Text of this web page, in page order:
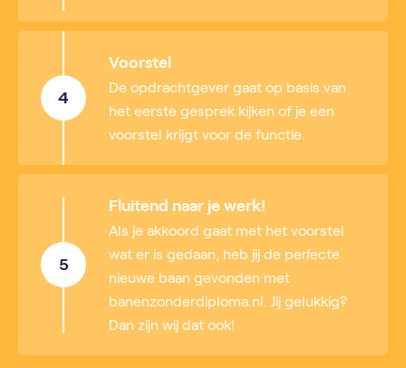
4
Voorstel
De opdrachtgever gaat op basis van
het eerste gesprek kijken of je een
voorstel krijgt voor de functie.
5
Fluitend naar je werk!
Als je akkoord gaat met het voorstel
wat er is gedaan, heb jij de perfecte
nieuwe baan gevonden met
banenzonderdiploma.nl. Jij gelukkig?
Dan zijn wij dat ook!